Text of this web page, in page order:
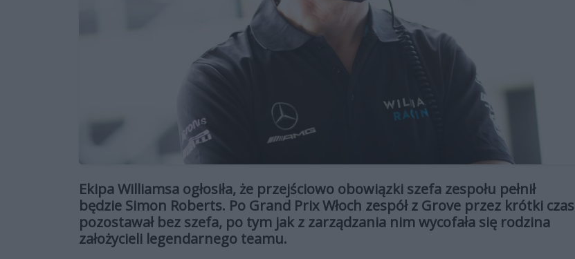
Ekipa Williamsa ogłosiła, że przejściowo obowiązki szefa zespołu pełnił
będzie Simon Roberts. Po Grand Prix Włoch zespół z Grove przez krótki czas
pozostawał bez szefa, po tym jak z zarządzania nim wycofała się rodzina
założycieli legendarnego teamu.